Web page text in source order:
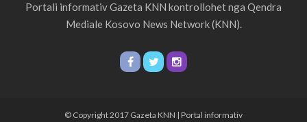
Portali informativ Gazeta KNN kontrollohet nga Qendra
Mediale Kosovo News Network (KNN).
© Copyright 2017 Gazeta KNN | Portal informativ